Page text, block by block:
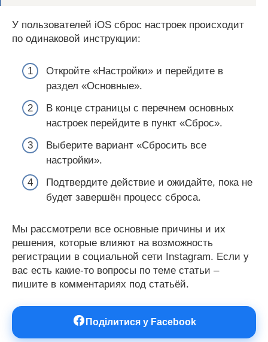
У пользователей iOS сброс настроек происходит
по одинаковой инструкции:
Откройте «Настройки» и перейдите в
раздел «Основные».
В конце страницы с перечнем основных
настроек перейдите в пункт «Сброс».
Выберите вариант «Сбросить все
настройки».
Подтвердите действие и ожидайте, пока не
будет завершён процесс сброса.
Мы рассмотрели все основные причины и их
решения, которые влияют на возможность
регистрации в социальной сети Instagram. Если у
вас есть какие-то вопросы по теме статьи –
пишите в комментариях под статьёй.
Поділитися у Facebook